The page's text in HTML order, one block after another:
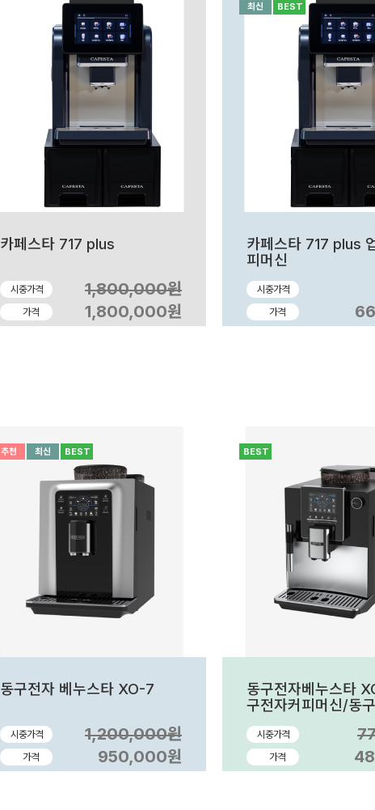
카페스타 717 plus
시중가격 1,800,000원
가격 1,800,000원
카페스타 717 plus
피머신
시중가격
가격
최신 BEST
동구전자 베누스타 XO-7
시중가격 1,200,000원
가격 950,000원
추천 최신 BEST
동구전자베누스타
구전자커피머신/동
렌탈/사무실커피머
자커피머신판매
시중가격
가격
BEST